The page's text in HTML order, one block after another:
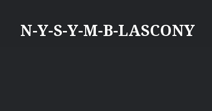
contenuN-Y-S-Y-M-B-LASCONY